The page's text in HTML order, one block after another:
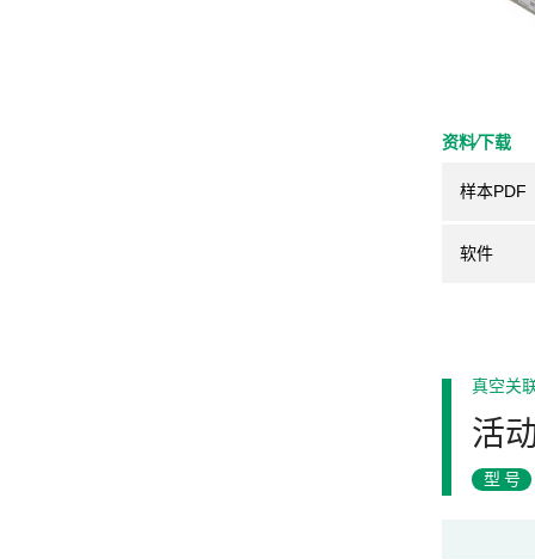
资料⁄下载
样本PDF
软件
真空关
活
型号